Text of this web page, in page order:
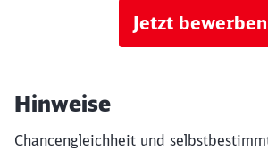
Jetzt bewerben
Hinweise
Chancengleichheit und